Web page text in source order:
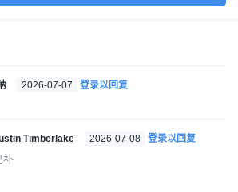
2026-07-07 登录以回复
Timberlake 2026-07-08 登录以回复
补